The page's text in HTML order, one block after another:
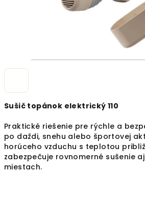
Sušič topánok elektrický 110
Praktické riešenie pre rýchle a
po daždi, snehu alebo športovej
horúceho vzduchu s teplotou
zabezpečuje rovnomerné sušenie
miestach.